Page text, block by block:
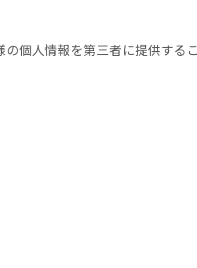
個人情報を第三者に提供する